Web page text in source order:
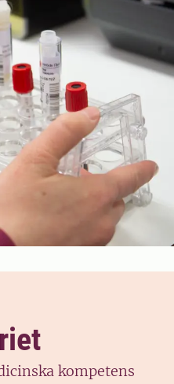
kompetens